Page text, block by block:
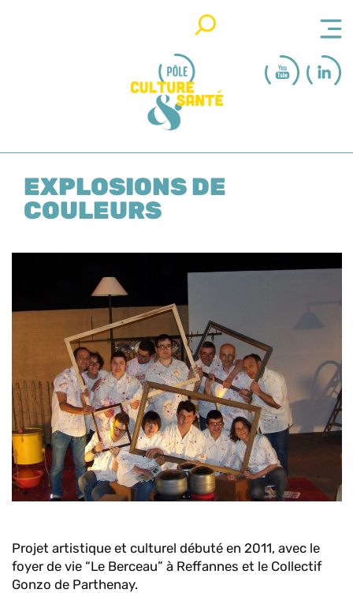
EXPLOSIONS DE
COULEURS
Projet artistique et culturel débuté en 2011, avec le
foyer de vie “Le Berceau” à Reffannes et le Collectif
Gonzo de Parthenay.